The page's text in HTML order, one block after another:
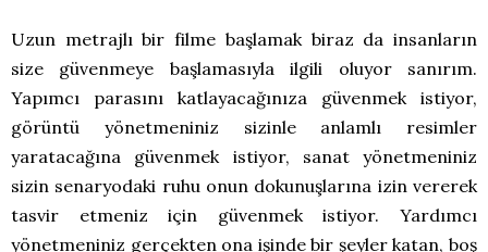
Uzun metrajlı bir filme başlamak biraz da insanların
size güvenmeye başlamasıyla ilgili oluyor sanırım.
Yapımcı parasını katlayacağınıza güvenmek istiyor,
görüntü yönetmeniniz sizinle anlamlı resimler
yaratacağına güvenmek istiyor, sanat yönetmeniniz
sizin senaryodaki ruhu onun dokunuşlarına izin vererek
tasvir etmeniz için güvenmek istiyor. Yardımcı
yönetmeniniz gerçekten ona işinde bir şeyler katan, boş